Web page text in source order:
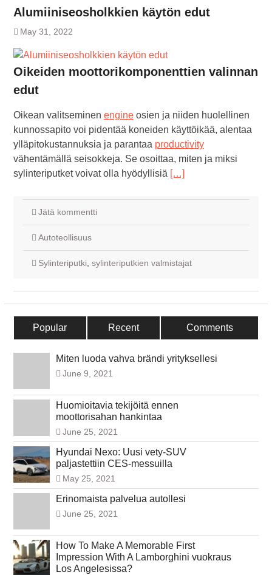
Alumiiniseosholkkien käytön edut
May 31, 2022
Oikeiden moottorikomponenttien valinnan
edut
Oikean valitseminen engineosien ja niiden huolellinen
kunnossapito voi pidentää koneiden käyttöikää, alentaa
ylläpitokustannuksia ja parantaa productivity
vähentämällä seisokkeja. Se osoittaa, miten ja miksi
sylinteriputket voivat olla hyödyllisiä […]
Jätä kommentti
Autoteollisuus
Sylinteriputki, sylinteriputkien valmistajat
Popular Recent Comments
Miten luoda vahva brändi yrityksellesi
June 9, 2021
Huomioitavia tekijöitä ennen
moottorisahan hankintaa
June 25, 2021
Hyundai Nexo: Uusi vety-SUV
paljastettiin CES-messuilla
May 25, 2021
Erinomaista palvelua autollesi
June 25, 2021
How To Make A Memorable First
Impression With A Lamborghini vuokraus
Los Angelesissa?